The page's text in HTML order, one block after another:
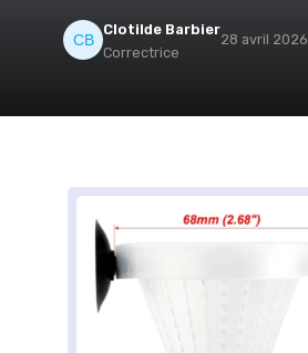
Clotilde Barbier
Correctrice
28 avril 2026